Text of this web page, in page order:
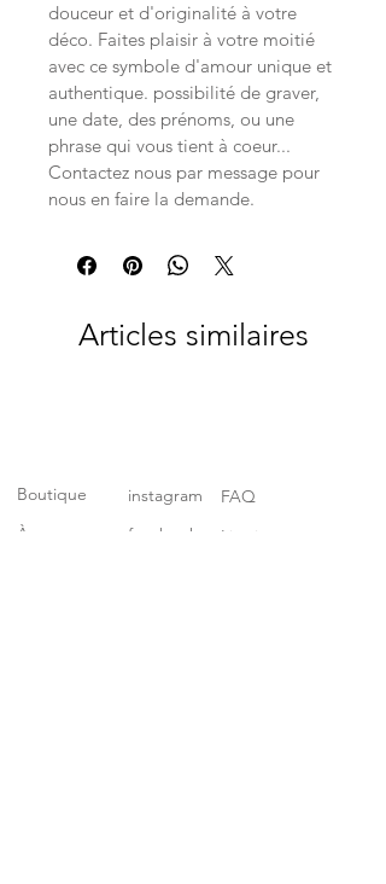
douceur et d'originalité à votre
déco. Faites plaisir à votre moitié
avec ce symbole d'amour unique et
authentique. possibilité de graver,
une date, des prénoms, ou une
phrase qui vous tient à coeur...
Contactez nous par message pour
nous en faire la demande.
Articles similaires
Boutique
À propos
instagram
facebook
FAQ
Livraison et retours